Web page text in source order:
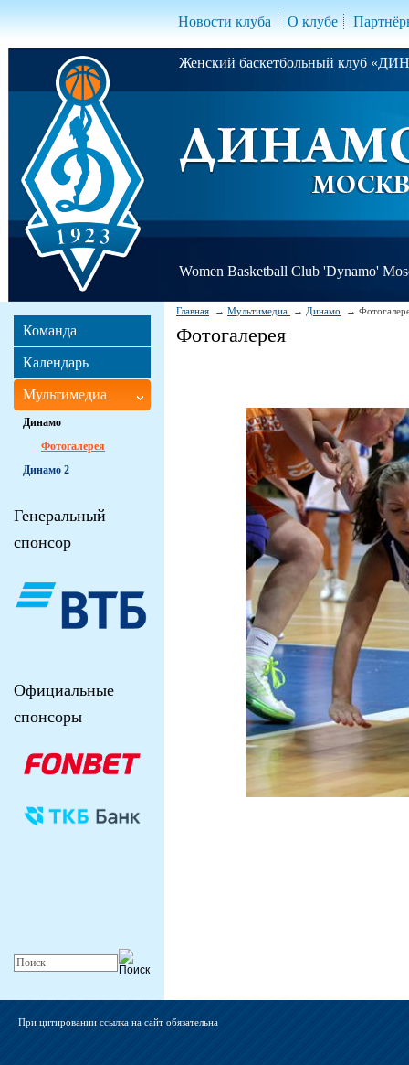
Новости клуба О клубе
Женский баскетбольный клуб
Women Basketball Club 'Dynamo'
Главная Мультимедиа Динамо
Фотогалерея
Команда
Календарь
Мультимедиа
Динамо
Фотогалерея
Динамо 2
Генеральный
спонсор
Официальные
спонсоры
При цитировании ссылка на сайт обязательна